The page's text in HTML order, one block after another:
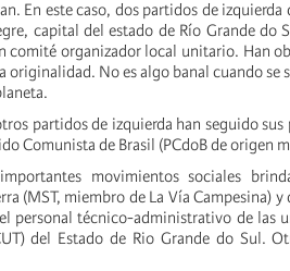
En este caso, dos partidos de
capital del estado de Río Grande do
comité organizador local unitario. Han
originalidad. No es algo banal cuando se
partidos de izquierda han seguido sus
Comunista de Brasil (PCdoB de origen
movimientos sociales
(MST, miembro de La Vía Campesina)
el personal técnico-administrativo de las
del Estado de Rio Grande do Sul.